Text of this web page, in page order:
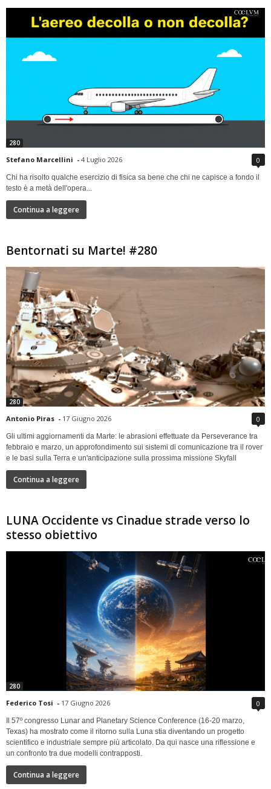
280
Stefano Marcellini - 4 Luglio 2026 0
Chi ha risolto qualche esercizio di fisica sa bene che chi ne capisce a fondo il
testo è a metà dell'opera...
Continua a leggere
Bentornati su Marte! #280
280
Antonio Piras - 17 Giugno 2026 0
Gli ultimi aggiornamenti da Marte: le abrasioni effettuate da Perseverance tra
febbraio e marzo, un approfondimento sui sistemi di comunicazione tra il rover
e le basi sulla Terra e un'anticipazione sulla prossima missione Skyfall
Continua a leggere
LUNA Occidente vs Cinadue strade verso lo
stesso obiettivo
280
Federico Tosi - 17 Giugno 2026 0
Il 57º congresso Lunar and Planetary Science Conference (16-20 marzo,
Texas) ha mostrato come il ritorno sulla Luna stia diventando un progetto
scientifico e industriale sempre più articolato. Da qui nasce una riflessione e
un confronto tra due modelli contrapposti.
Continua a leggere